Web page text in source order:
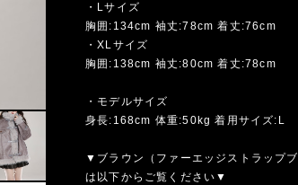
・Lサイズ
胸囲:134cm 袖丈:78cm 着丈:76cm
・XLサイズ
胸囲:138cm 袖丈:80cm 着丈:78cm
・モデルサイズ
身長:168cm 体重:50kg 着用サイズ:L
▼ブラウン（ファーエッジストラップ
は以下からご覧ください▼